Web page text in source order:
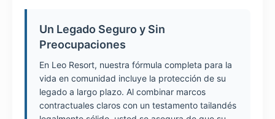
Un Legado Seguro y Sin
Preocupaciones
En Leo Resort, nuestra fórmula completa para la
vida en comunidad incluye la protección de su
legado a largo plazo. Al combinar marcos
contractuales claros con un testamento tailandés